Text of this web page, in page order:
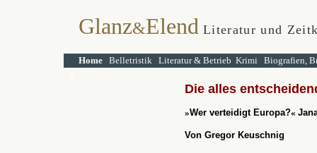
Glanz&Elend Literatur und
Home Belletristik Literatur & Betrieb Krimi Biografien,
Die alles
»Wer verteidigt Europa?«
Von Gregor Keuschnig